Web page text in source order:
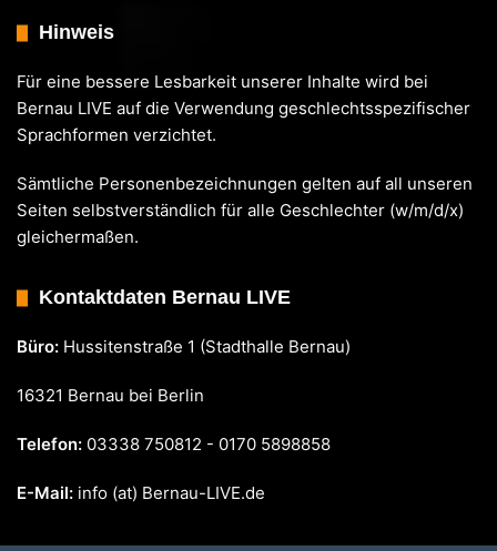
Hinweis
Für eine bessere Lesbarkeit unserer Inhalte wird bei
Bernau LIVE auf die Verwendung geschlechtsspezifischer
Sprachformen verzichtet.
Sämtliche Personenbezeichnungen gelten auf all unseren
Seiten selbstverständlich für alle Geschlechter (w/m/d/x)
gleichermaßen.
Kontaktdaten Bernau LIVE
Büro: Hussitenstraße 1 (Stadthalle Bernau)
16321 Bernau bei Berlin
Telefon: 03338 750812 - 0170 5898858
E-Mail: info (at) Bernau-LIVE.de